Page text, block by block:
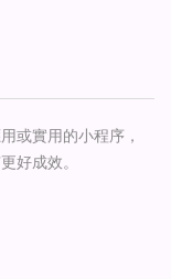
或實用的小程序，
好成效。